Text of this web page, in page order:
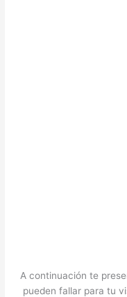
A continuación te
pueden fallar para tu